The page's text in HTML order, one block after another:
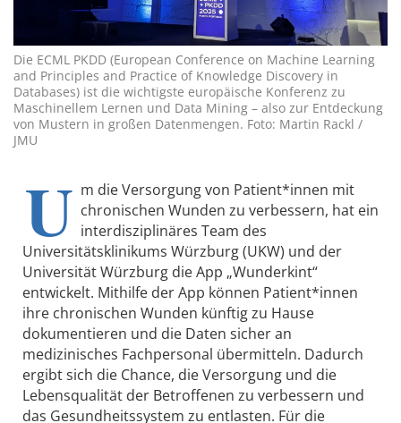
Die ECML PKDD (European Conference on Machine Learning
and Principles and Practice of Knowledge Discovery in
Databases) ist die wichtigste europäische Konferenz zu
Maschinellem Lernen und Data Mining – also zur Entdeckung
von Mustern in großen Datenmengen. Foto: Martin Rackl /
JMU
U m die Versorgung von Patient*innen mit
chronischen Wunden zu verbessern, hat ein
interdisziplinäres Team des
Universitätsklinikums Würzburg (UKW) und der
Universität Würzburg die App „Wunderkint“
entwickelt. Mithilfe der App können Patient*innen
ihre chronischen Wunden künftig zu Hause
dokumentieren und die Daten sicher an
medizinisches Fachpersonal übermitteln. Dadurch
ergibt sich die Chance, die Versorgung und die
Lebensqualität der Betroffenen zu verbessern und
das Gesundheitssystem zu entlasten. Für die